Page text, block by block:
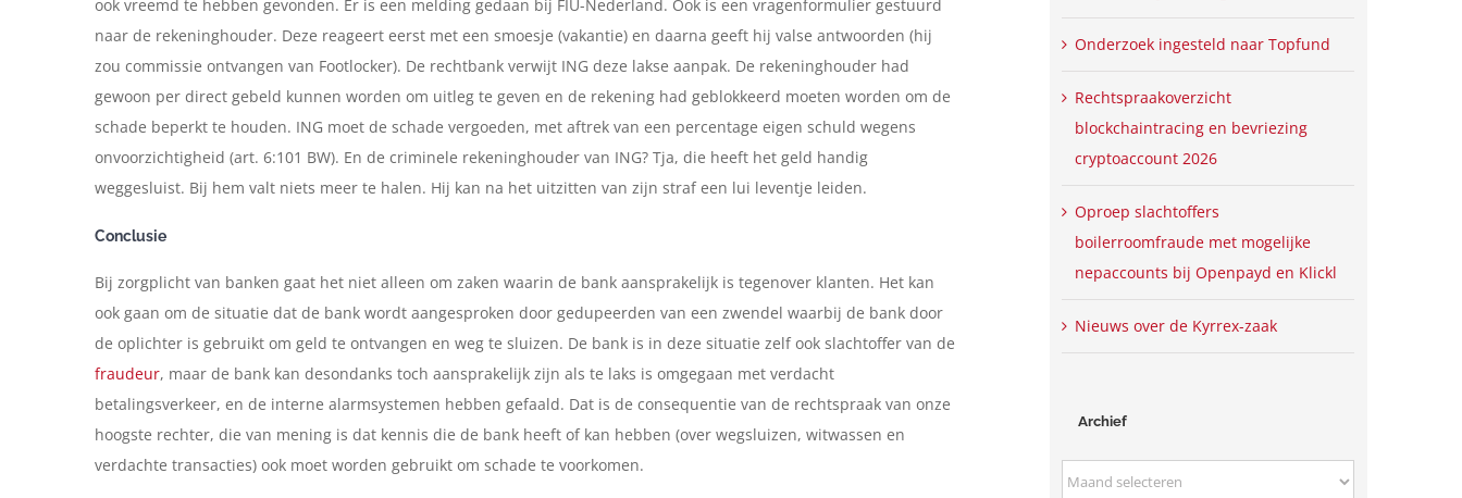
ook vreemd te hebben gevonden. Er is een melding gedaan bij FIU-Nederland. Ook is een vragenformulier gestuurd
naar de rekeninghouder. Deze reageert eerst met een smoesje (vakantie) en daarna geeft hij valse antwoorden (hij
zou commissie ontvangen van Footlocker). De rechtbank verwijt ING deze lakse aanpak. De rekeninghouder had
gewoon per direct gebeld kunnen worden om uitleg te geven en de rekening had geblokkeerd moeten worden om de
schade beperkt te houden. ING moet de schade vergoeden, met aftrek van een percentage eigen schuld wegens
onvoorzichtigheid (art. 6:101 BW). En de criminele rekeninghouder van ING? Tja, die heeft het geld handig
weggesluist. Bij hem valt niets meer te halen. Hij kan na het uitzitten van zijn straf een lui leventje leiden.
Conclusie
Bij zorgplicht van banken gaat het niet alleen om zaken waarin de bank aansprakelijk is tegenover klanten. Het kan
ook gaan om de situatie dat de bank wordt aangesproken door gedupeerden van een zwendel waarbij de bank door
de oplichter is gebruikt om geld te ontvangen en weg te sluizen. De bank is in deze situatie zelf ook slachtoffer van de
fraudeur, maar de bank kan desondanks toch aansprakelijk zijn als te laks is omgegaan met verdacht
betalingsverkeer, en de interne alarmsystemen hebben gefaald. Dat is de consequentie van de rechtspraak van onze
hoogste rechter, die van mening is dat kennis die de bank heeft of kan hebben (over wegsluizen, witwassen en
verdachte transacties) ook moet worden gebruikt om schade te voorkomen.
Onderzoek ingesteld naar Topfund
Rechtspraakoverzicht
blockchaintracing en bevriezing
cryptoaccount 2026
Oproep slachtoffers
boilerroomfraude met mogelijke
nepaccounts bij Openpayd en Klickl
Nieuws over de Kyrrex-zaak
Archief
Archief